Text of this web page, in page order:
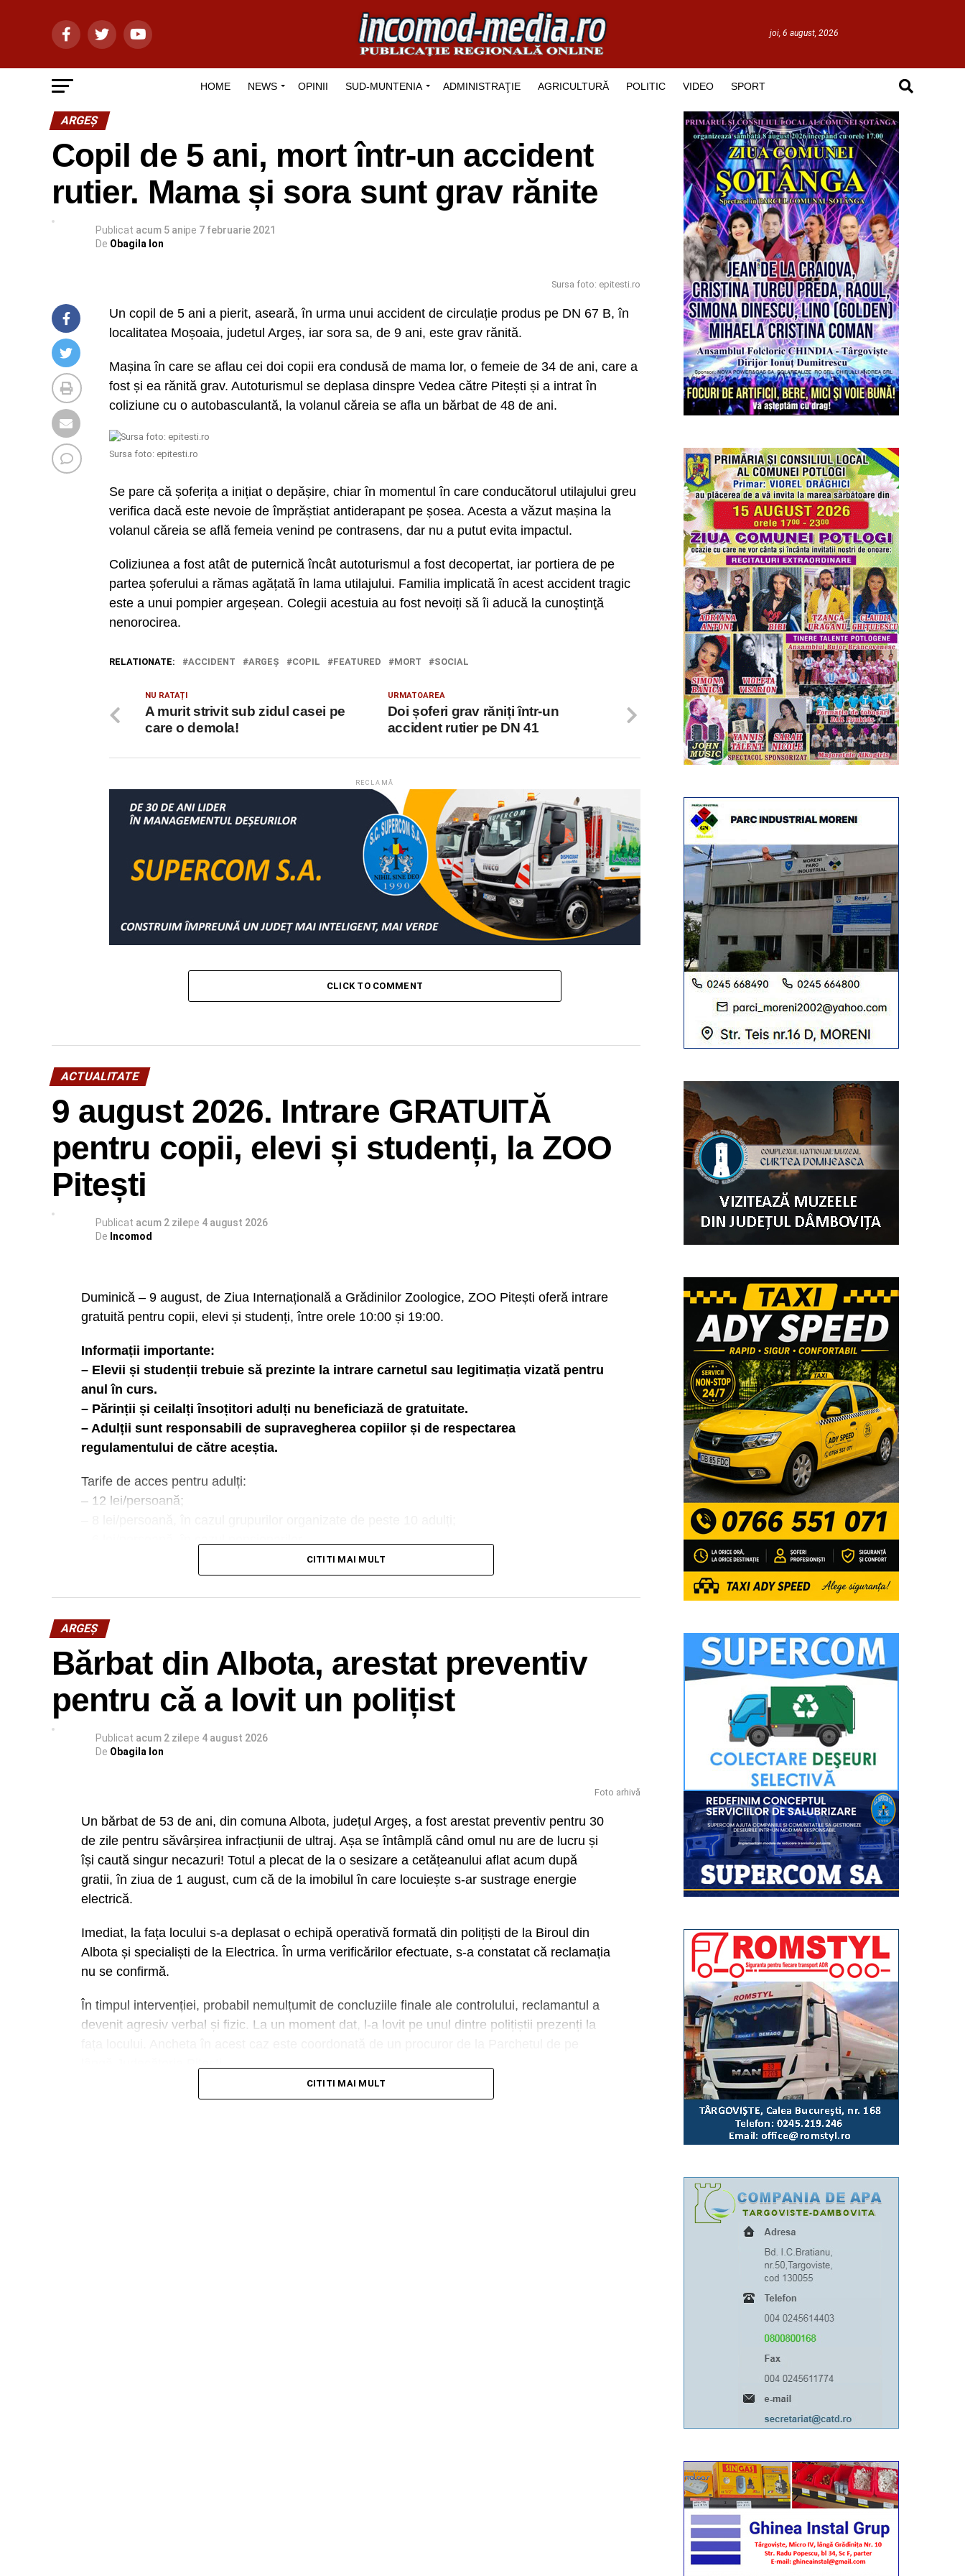
joi, 6 august, 2026
HOME NEWS OPINII SUD-MUNTENIA ADMINISTRAŢIE AGRICULTURĂ POLITIC VIDEO SPORT
ARGEȘ
Copil de 5 ani, mort într-un accident
rutier. Mama și sora sunt grav rănite
Publicat acum 5 anipe 7 februarie 2021
De Obagila Ion
Sursa foto: epitesti.ro
Un copil de 5 ani a pierit, aseară, în urma unui accident de circulație produs pe DN 67 B, în
localitatea Moșoaia, judetul Argeș, iar sora sa, de 9 ani, este grav rănită.
Mașina în care se aflau cei doi copii era condusă de mama lor, o femeie de 34 de ani, care a
fost și ea rănită grav. Autoturismul se deplasa dinspre Vedea către Pitești și a intrat în
coliziune cu o autobasculantă, la volanul căreia se afla un bărbat de 48 de ani.
Sursa foto: epitesti.ro
Se pare că șoferița a inițiat o depășire, chiar în momentul în care conducătorul utilajului greu
verifica dacă este nevoie de împrăștiat antiderapant pe șosea. Acesta a văzut mașina la
volanul căreia se află femeia venind pe contrasens, dar nu a putut evita impactul.
Coliziunea a fost atât de puternică încât autoturismul a fost decopertat, iar portiera de pe
partea șoferului a rămas agățată în lama utilajului. Familia implicată în acest accident tragic
este a unui pompier argeșean. Colegii acestuia au fost nevoiți să îi aducă la cunoştinţă
nenorocirea.
RELATIONATE: ACCIDENT ARGEŞ COPIL FEATURED MORT SOCIAL
URMATOAREA
Doi șoferi grav răniți într-un
accident rutier pe DN 41
NU RATAȚI
A murit strivit sub zidul casei pe
care o demola!
RECLAMĂ
CLICK TO COMMENT
ACTUALITATE
9 august 2026. Intrare GRATUITĂ
pentru copii, elevi și studenți, la ZOO
Pitești
Publicat acum 2 zilepe 4 august 2026
De Incomod
Duminică – 9 august, de Ziua Internațională a Grădinilor Zoologice, ZOO Pitești oferă intrare
gratuită pentru copii, elevi și studenți, între orele 10:00 și 19:00.
Informații importante:
– Elevii și studenții trebuie să prezinte la intrare carnetul sau legitimația vizată pentru
anul în curs.
– Părinții și ceilalți însoțitori adulți nu beneficiază de gratuitate.
– Adulții sunt responsabili de supravegherea copiilor și de respectarea
regulamentului de către aceștia.
Tarife de acces pentru adulți:
– 12 lei/persoană;
Urmărește Incomod Media și pe Google News
CITITI MAI MULT
ARGEȘ
Bărbat din Albota, arestat preventiv
pentru că a lovit un polițist
Publicat acum 2 zilepe 4 august 2026
De Obagila Ion
Foto arhivă
Un bărbat de 53 de ani, din comuna Albota, județul Argeș, a fost arestat preventiv pentru 30
de zile pentru săvârșirea infracțiunii de ultraj. Așa se întâmplă când omul nu are de lucru și
își caută singur necazuri! Totul a plecat de la o sesizare a cetățeanului aflat acum după
gratii, în ziua de 1 august, cum că de la imobilul în care locuiește s-ar sustrage energie
electrică.
Imediat, la fața locului s-a deplasat o echipă operativă formată din polițiști de la Biroul din
Albota și specialiști de la Electrica. În urma verificărilor efectuate, s-a constatat că reclamația
nu se confirmă.
În timpul intervenției, probabil nemulțumit de concluziile finale ale controlului, reclamantul a
devenit agresiv verbal și fizic. La un moment dat, l-a lovit pe unul dintre polițiștii prezenți la
Urmărește Incomod Media și pe Google News
CITITI MAI MULT